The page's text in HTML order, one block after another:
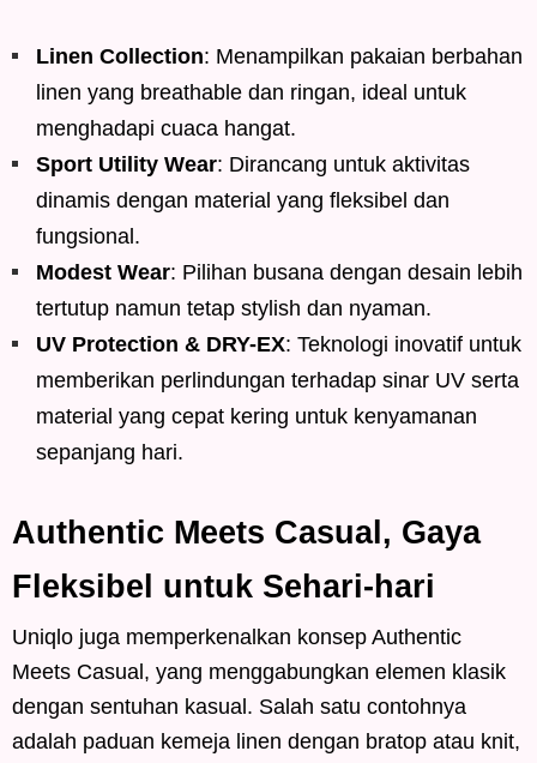
Linen Collection: Menampilkan pakaian berbahan
linen yang breathable dan ringan, ideal untuk
menghadapi cuaca hangat.
Sport Utility Wear: Dirancang untuk aktivitas
dinamis dengan material yang fleksibel dan
fungsional.
Modest Wear: Pilihan busana dengan desain lebih
tertutup namun tetap stylish dan nyaman.
UV Protection & DRY-EX: Teknologi inovatif untuk
memberikan perlindungan terhadap sinar UV serta
material yang cepat kering untuk kenyamanan
sepanjang hari.
Authentic Meets Casual, Gaya
Fleksibel untuk Sehari-hari
Uniqlo juga memperkenalkan konsep Authentic
Meets Casual, yang menggabungkan elemen klasik
dengan sentuhan kasual. Salah satu contohnya
adalah paduan kemeja linen dengan bratop atau knit,